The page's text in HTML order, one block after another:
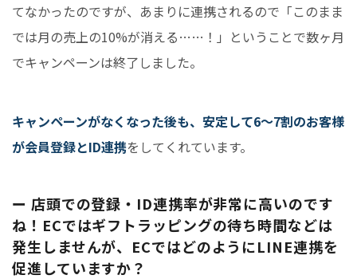
てなかったのですが、あまりに連携されるので「このまま
では月の売上の10%が消える……！」ということで数ヶ月
でキャンペーンは終了しました。
キャンペーンがなくなった後も、安定して6〜7割のお客様
が会員登録とID連携をしてくれています。
ー 店頭での登録・ID連携率が非常に高いのです
ね！ECではギフトラッピングの待ち時間などは
発生しませんが、ECではどのようにLINE連携を
促進していますか？